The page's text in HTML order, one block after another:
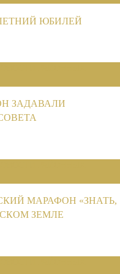
ЮБИЛЕЙ
ЗАДАВАЛИ
МАРАФОН «ЗНАТЬ,
ЗЕМЛЕ